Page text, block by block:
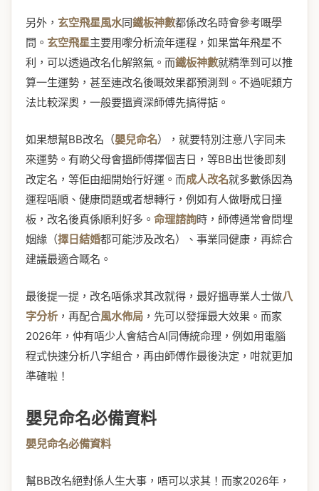
另外， 玄空飛星風水同鐵板神數都係改名時會參考嘅學
問。 玄空飛星主要用嚟分析流年運程，如果當年飛星不
利，可以透過改名化解煞氣。而鐵板神數就精準到可以推
算一生運勢，甚至連改名後嘅效果都預測到。不過呢類方
法比較深奧，一般要搵資深師傅先搞得掂。
如果想幫BB改名（嬰兒命名），就要特別注意八字同未
來運勢。有啲父母會搵師傅擇個吉日，等BB出世後即刻
改定名，等佢由細開始行好運。而成人改名就多數係因為
運程唔順、健康問題或者想轉行，例如有人做嘢成日撞
板，改名後真係順利好多。 命理諮詢時，師傅通常會問埋
姻緣（擇日結婚都可能涉及改名）、事業同健康，再綜合
建議最適合嘅名。
最後提一提，改名唔係求其改就得，最好搵專業人士做八
字分析 ，再配合風水佈局 ，先可以發揮最大效果。而家
2026年，仲有唔少人會結合AI同傳統命理，例如用電腦
程式快速分析八字組合，再由師傅作最後決定，咁就更加
準確啦！
嬰兒命名必備資料
嬰兒命名必備資料
幫BB改名絕對係人生大事，唔可以求其！而家2026年，